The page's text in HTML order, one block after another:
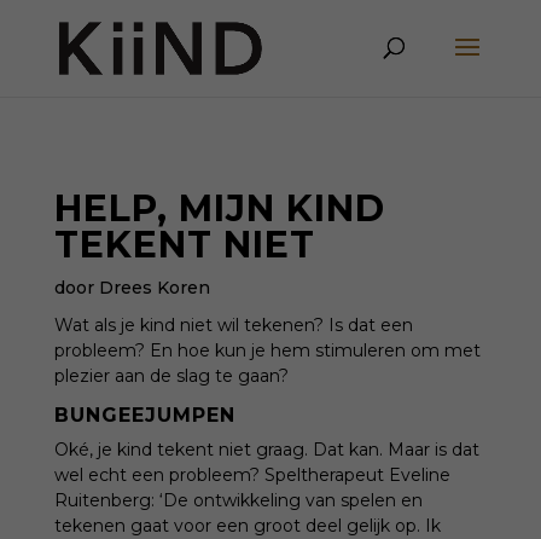
HELP, MIJN KIND
TEKENT NIET
door Drees Koren
Wat als je kind niet wil tekenen? Is dat een
probleem? En hoe kun je hem stimuleren om met
plezier aan de slag te gaan?
BUNGEEJUMPEN
Oké, je kind tekent niet graag. Dat kan. Maar is dat
wel echt een probleem? Speltherapeut Eveline
Ruitenberg: ‘De ontwikkeling van spelen en
tekenen gaat voor een groot deel gelijk op. Ik